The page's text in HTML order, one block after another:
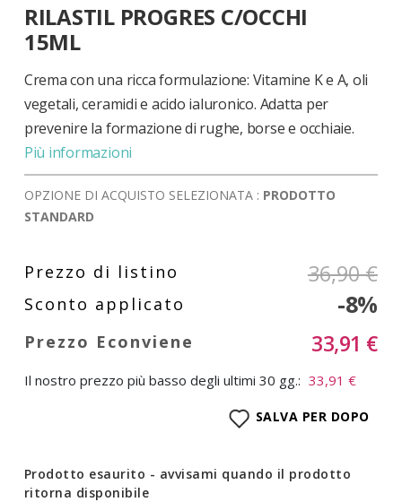
all'inizio
della
galleria
di
immagini
RILASTIL PROGRES C/OCCHI
15ML
Crema con una ricca formulazione: Vitamine K e A, oli
vegetali, ceramidi e acido ialuronico. Adatta per
prevenire la formazione di rughe, borse e occhiaie.
Più informazioni
OPZIONE DI ACQUISTO SELEZIONATA : PRODOTTO
STANDARD
36,90 €
-8%
33,91 €
Il nostro prezzo più basso degli ultimi 30 gg.: 33,91 €
SALVA PER DOPO
Prodotto esaurito - avvisami quando il prodotto
ritorna disponibile